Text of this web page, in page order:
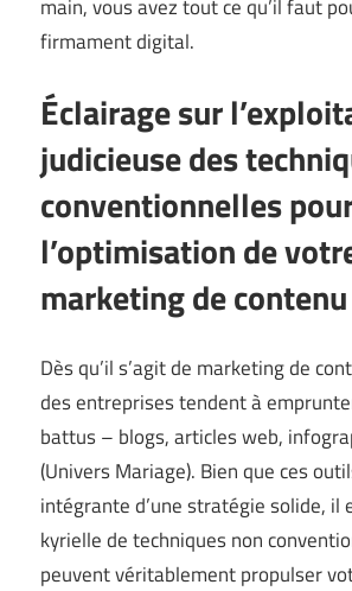
main, vous avez tout ce qu’il faut
firmament digital.
Éclairage sur
judicieuse des
conventionnelles
l’optimisation de
marketing de contenu
Dès qu’il s’agit de marketing de
des entreprises tendent à
battus – blogs, articles web,
(Univers Mariage). Bien que ces
intégrante d’une stratégie solide, il
kyrielle de techniques non
peuvent véritablement propulser